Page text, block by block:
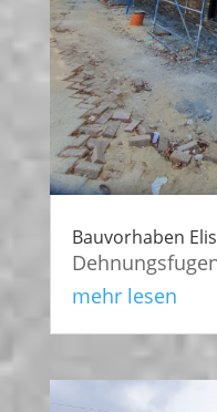
Bauvorhaben
mehr lesen